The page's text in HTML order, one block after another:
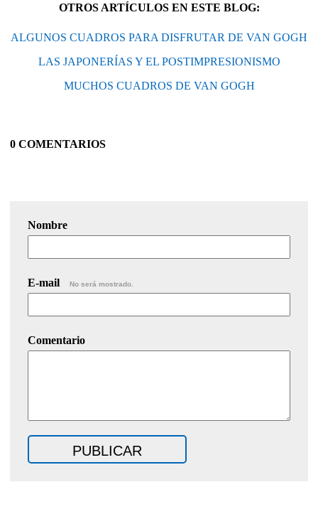
OTROS ARTÍCULOS EN ESTE BLOG:
ALGUNOS CUADROS PARA DISFRUTAR DE VAN GOGH
LAS JAPONERÍAS Y EL POSTIMPRESIONISMO
MUCHOS CUADROS DE VAN GOGH
0 COMENTARIOS
Nombre
E-mail No será mostrado.
Comentario